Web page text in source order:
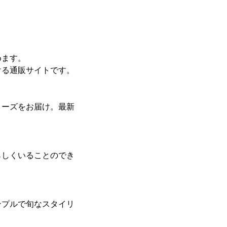
す。
通販サイトです。
ズをお届け。最新
くいることのでき
ルで旬なスタイリ